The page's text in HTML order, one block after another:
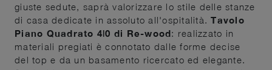
giuste sedute, saprà valorizzare lo stile delle stanze
di casa dedicate in assoluto all'ospitalità.Tavolo
Piano Quadrato 4|0 di Re-wood: realizzato in
materiali pregiati è connotato dalle forme decise
del top e da un basamento ricercato ed elegante.